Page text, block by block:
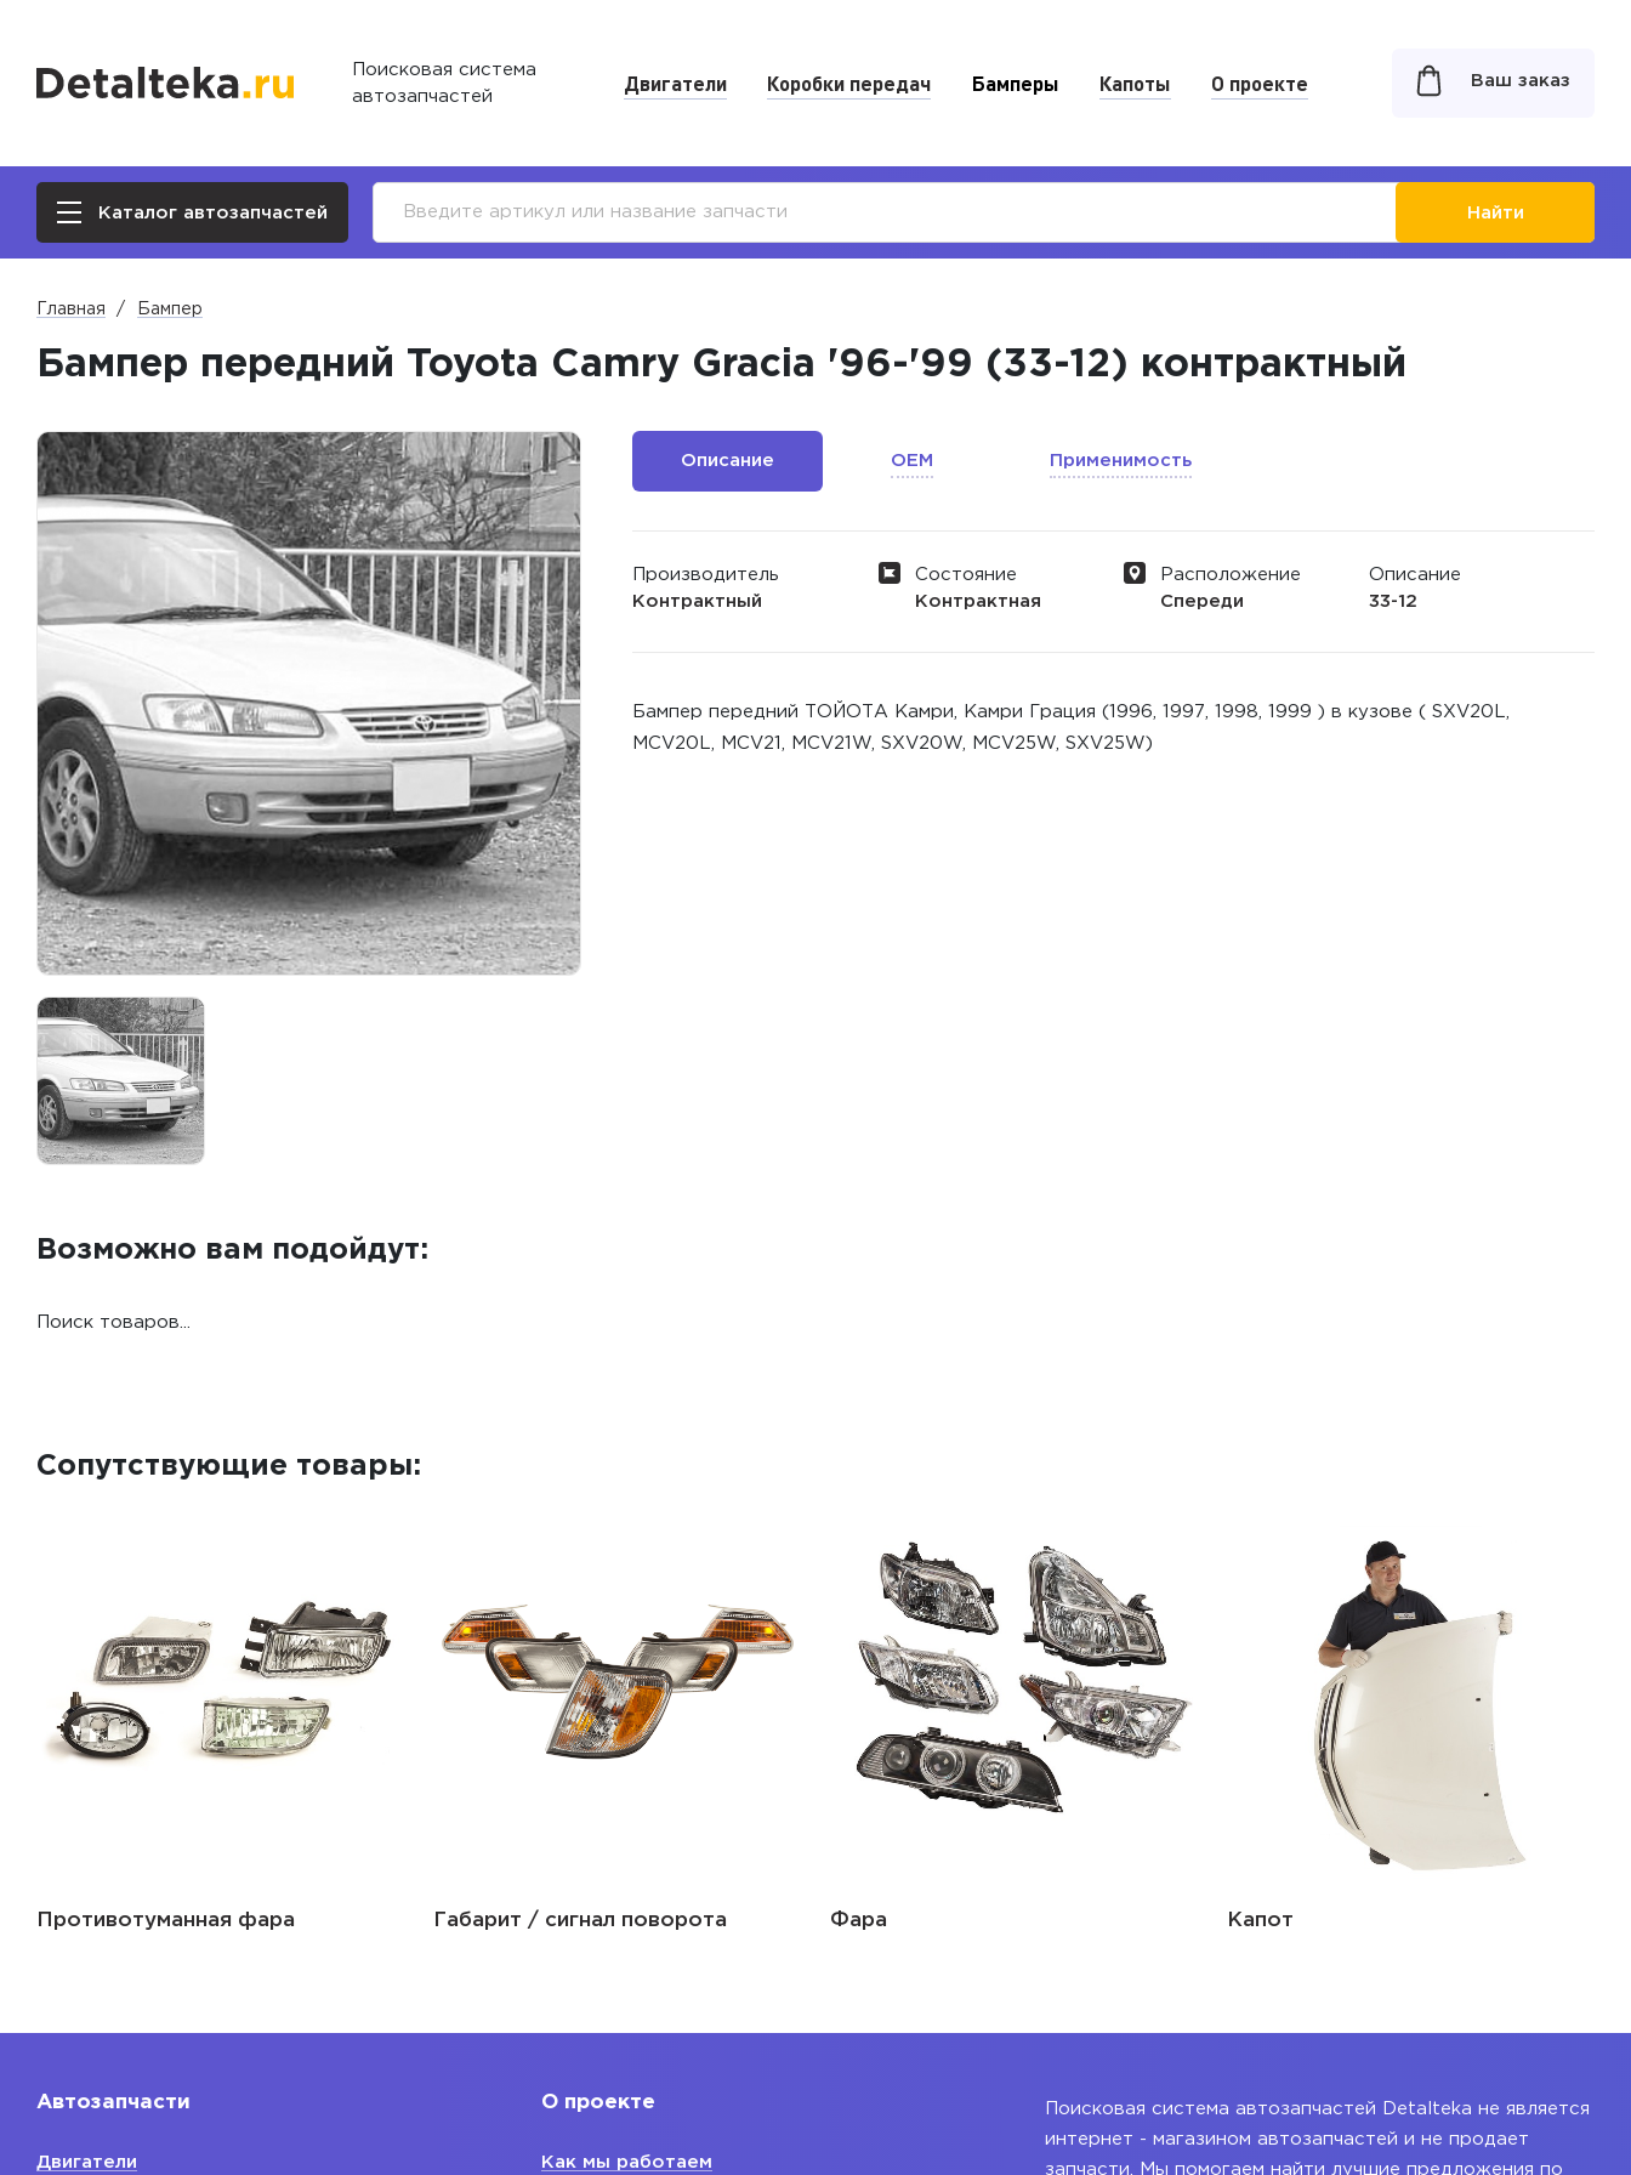
Поисковая система
автозапчастей
Двигатели Коробки передач Бамперы Капоты О проекте Ваш заказ
Каталог автозапчастей Найти
Главная Бампер
Бампер передний Toyota Camry Gracia '96-'99 (33-12) контрактный
Описание OEM Применимость
Производитель
Контрактный
Состояние
Контрактная
Расположение
Спереди
Описание
33-12
Бампер передний ТОЙОТА Камри, Камри Грация (1996, 1997, 1998, 1999 ) в кузове ( SXV20L,
MCV20L, MCV21, MCV21W, SXV20W, MCV25W, SXV25W)
Возможно вам подойдут:
Поиск товаров...
Сопутствующие товары:
Габарит / сигнал поворота Фара Капот Крыло переднее
Автозапчасти
Двигатели
О проекте
Как мы работаем
Поисковая система автозапчастей Detalteka не является
интернет - магазином автозапчастей и не продает
запчасти. Мы помогаем найти лучшие предложения по